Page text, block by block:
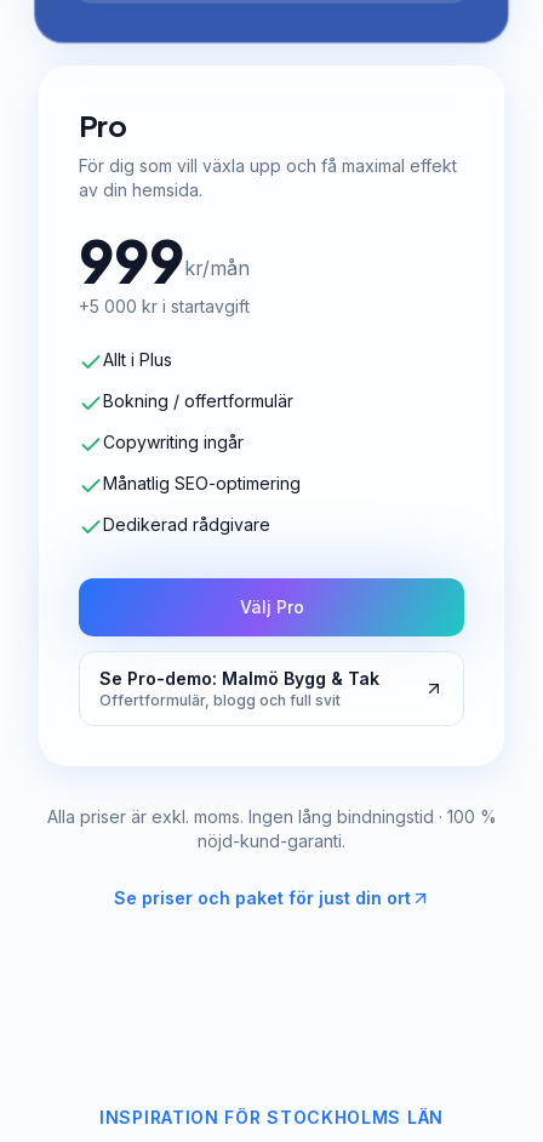
Pro
För dig som vill växla upp och få maximal effekt
av din hemsida.
999kr/mån
+5 000 kr i startavgift
Allt i Plus
Bokning / offertformulär
Copywriting ingår
Månatlig SEO-optimering
Dedikerad rådgivare
Välj Pro
Se Pro-demo: Malmö Bygg & Tak
Offertformulär, blogg och full svit
Alla priser är exkl. moms. Ingen lång bindningstid · 100 %
nöjd-kund-garanti.
Se priser och paket för just din ort
INSPIRATION FÖR STOCKHOLMS LÄN